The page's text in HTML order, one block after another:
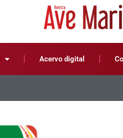
Acervo digital